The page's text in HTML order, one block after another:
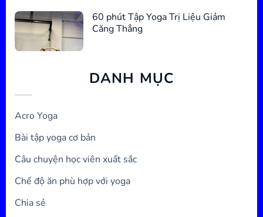
60 phút Tập Yoga Trị Liệu Giảm
Căng Thẳng
DANH MỤC
Acro Yoga
Bài tập yoga cơ bản
Câu chuyện học viên xuất sắc
Chế độ ăn phù hợp với yoga
Chia sẻ